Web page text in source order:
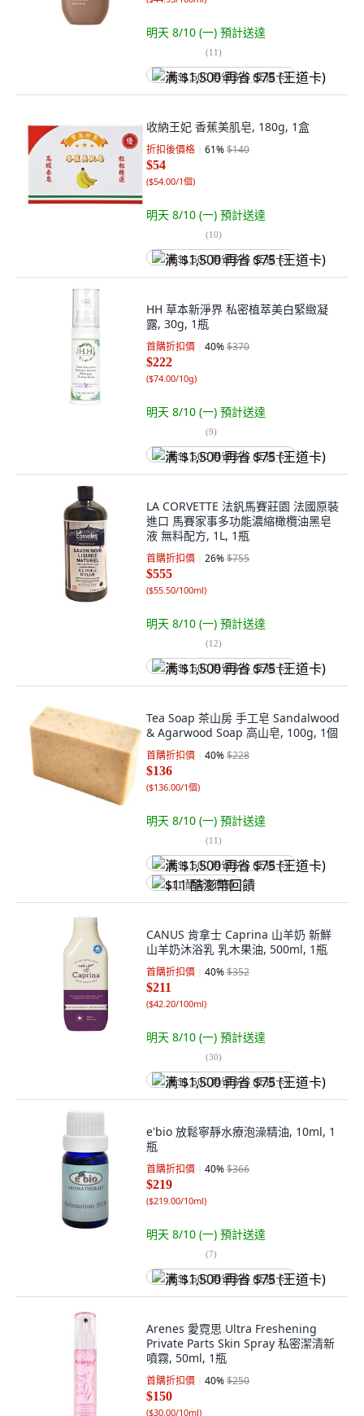
明天 8/10 (一) 預計送達
(11)
满 $1,500 再省 $75 (王道卡)
收納王妃 香蕉美肌皂, 180g, 1盒
折扣後價格 61%$140
$54
($54.00/1個)
明天 8/10 (一) 預計送達
(10)
满 $1,500 再省 $75 (王道卡)
HH 草本新淨界 私密植萃美白緊緻凝
露, 30g, 1瓶
首購折扣價 40%$370
$222
($74.00/10g)
明天 8/10 (一) 預計送達
(9)
满 $1,500 再省 $75 (王道卡)
LA CORVETTE 法釩馬賽莊園 法國原裝
進口 馬賽家事多功能濃縮橄欖油黑皂
液 無料配方, 1L, 1瓶
首購折扣價 26%$755
$555
($55.50/100ml)
明天 8/10 (一) 預計送達
(12)
满 $1,500 再省 $75 (王道卡)
Tea Soap 茶山房 手工皂 Sandalwood
& Agarwood Soap 高山皂, 100g, 1個
首購折扣價 40%$228
$136
($136.00/1個)
明天 8/10 (一) 預計送達
(11)
满 $1,500 再省 $75 (王道卡)
$11 酷澎幣回饋
CANUS 肯拿士 Caprina 山羊奶 新鮮
山羊奶沐浴乳 乳木果油, 500ml, 1瓶
首購折扣價 40%$352
$211
($42.20/100ml)
明天 8/10 (一) 預計送達
(30)
满 $1,500 再省 $75 (王道卡)
e'bio 放鬆寧靜水療泡澡精油, 10ml, 1
瓶
首購折扣價 40%$366
$219
($219.00/10ml)
明天 8/10 (一) 預計送達
(7)
满 $1,500 再省 $75 (王道卡)
Arenes 愛霓思 Ultra Freshening
Private Parts Skin Spray 私密潔清新
噴霧, 50ml, 1瓶
首購折扣價 40%$250
$150
($30.00/10ml)